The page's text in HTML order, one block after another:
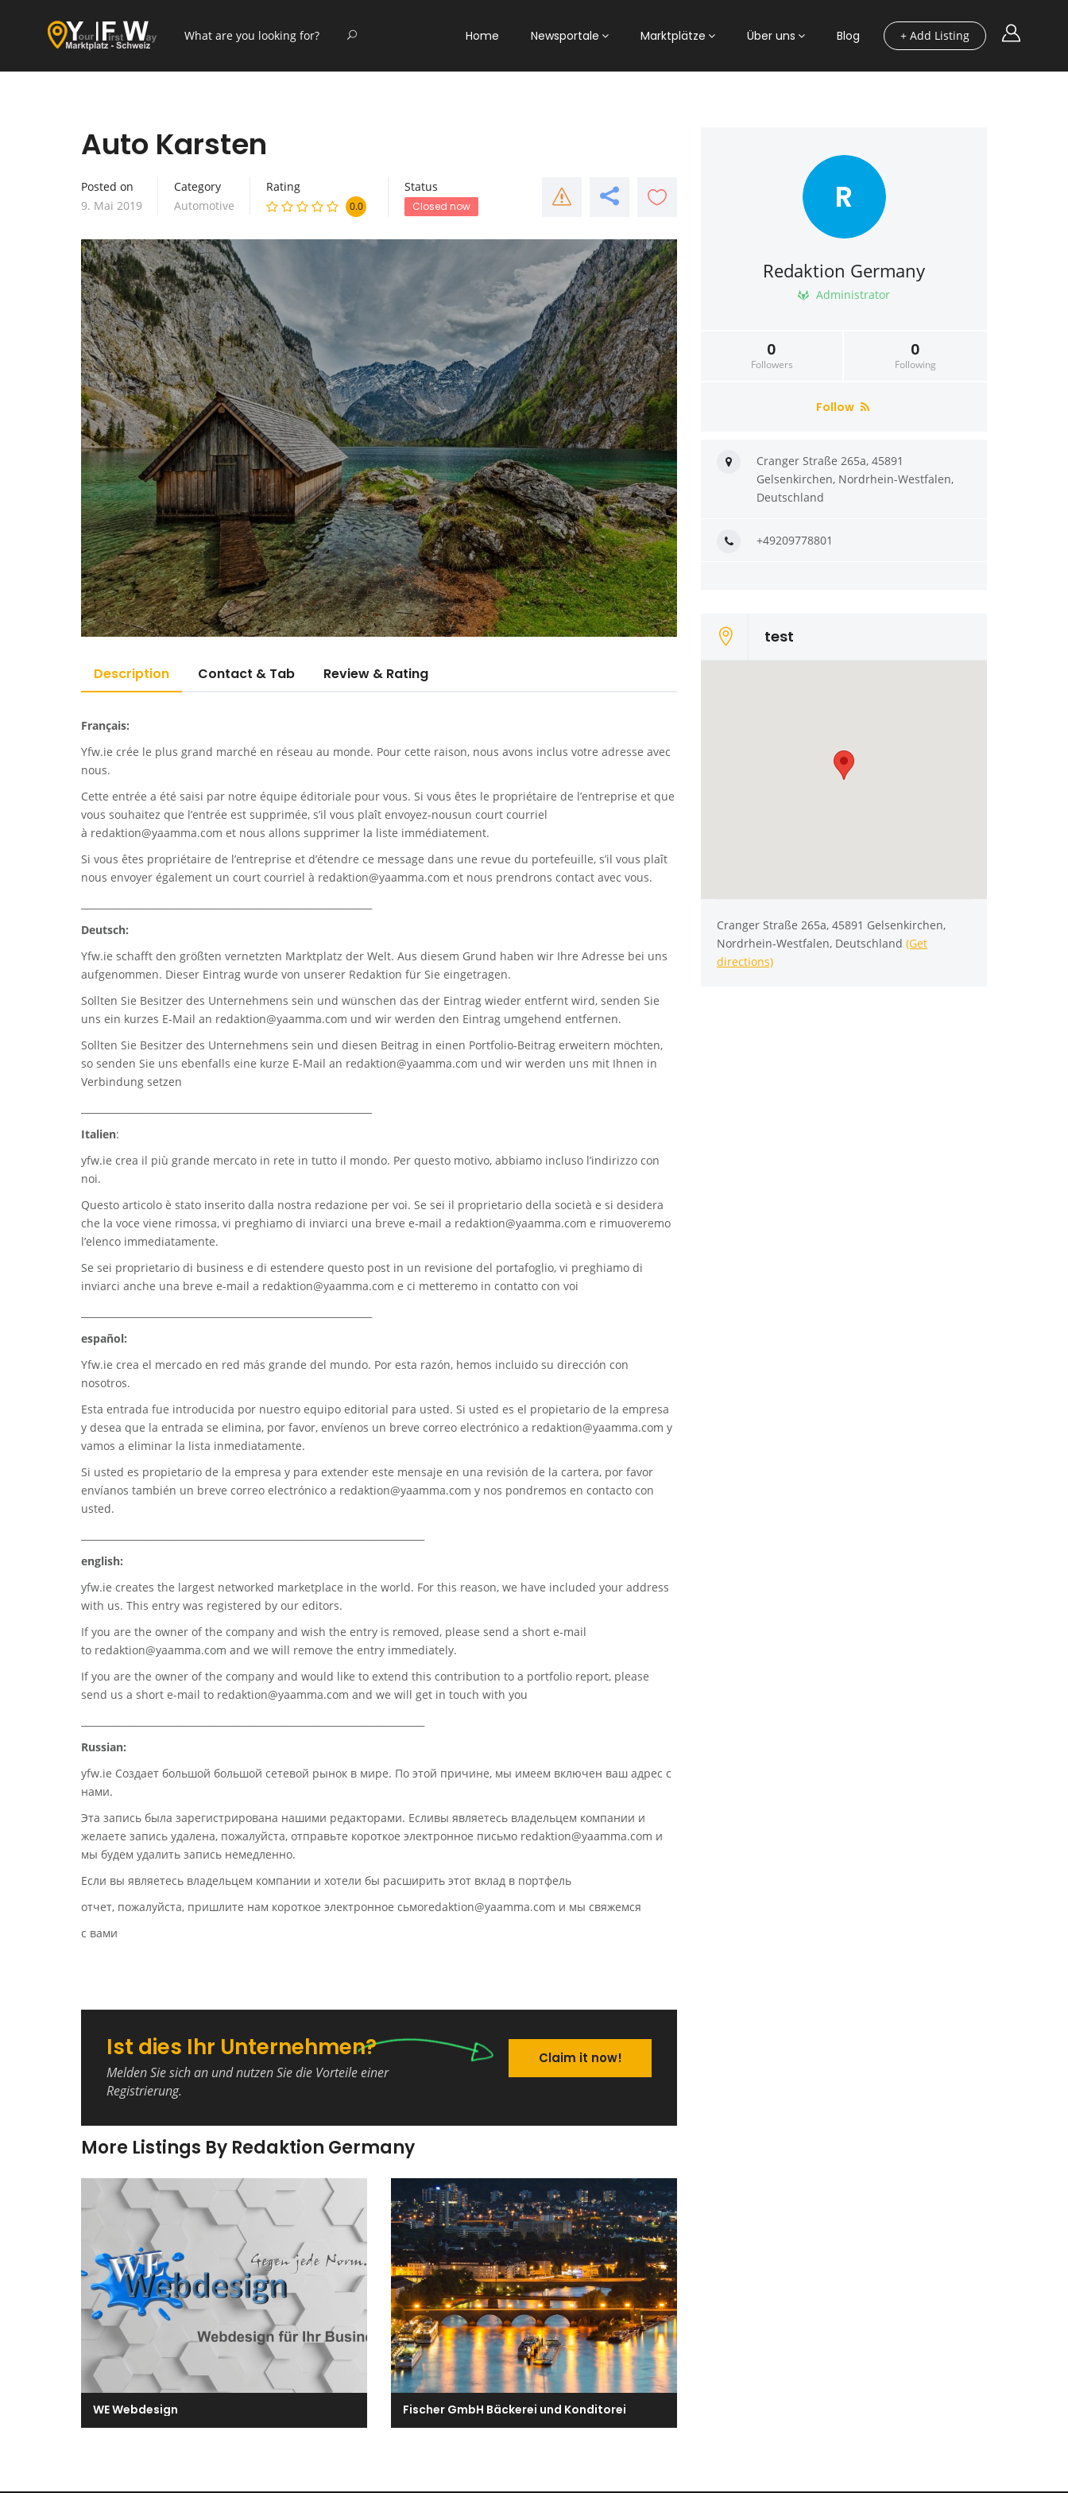
+ Add Listing
Home Newsportale Marktplätze Über uns Blog
Auto Karsten
Posted on
9. Mai 2019
Category
Automotive
Rating
0.0
Status
Closed now
Description Contact & Tab Review & Rating
Français:
Yfw.ie crée le plus grand marché en réseau au monde. Pour cette raison, nous avons inclus votre adresse avec
nous.
Cette entrée a été saisi par notre équipe éditoriale pour vous. Si vous êtes le propriétaire de l’entreprise et que
vous souhaitez que l’entrée est supprimée, s’il vous plaît envoyez-nousun court courriel
à redaktion@yaamma.com et nous allons supprimer la liste immédiatement.
Si vous êtes propriétaire de l’entreprise et d’étendre ce message dans une revue du portefeuille, s’il vous plaît
nous envoyer également un court courriel à redaktion@yaamma.com et nous prendrons contact avec vous.
Deutsch:
Yfw.ie schafft den größten vernetzten Marktplatz der Welt. Aus diesem Grund haben wir Ihre Adresse bei uns
aufgenommen. Dieser Eintrag wurde von unserer Redaktion für Sie eingetragen.
Sollten Sie Besitzer des Unternehmens sein und wünschen das der Eintrag wieder entfernt wird, senden Sie
uns ein kurzes E-Mail an redaktion@yaamma.com und wir werden den Eintrag umgehend entfernen.
Sollten Sie Besitzer des Unternehmens sein und diesen Beitrag in einen Portfolio-Beitrag erweitern möchten,
so senden Sie uns ebenfalls eine kurze E-Mail an redaktion@yaamma.com und wir werden uns mit Ihnen in
Verbindung setzen
Italien:
yfw.ie crea il più grande mercato in rete in tutto il mondo. Per questo motivo, abbiamo incluso l’indirizzo con
noi.
Questo articolo è stato inserito dalla nostra redazione per voi. Se sei il proprietario della società e si desidera
che la voce viene rimossa, vi preghiamo di inviarci una breve e-mail a redaktion@yaamma.com e rimuoveremo
l’elenco immediatamente.
Se sei proprietario di business e di estendere questo post in un revisione del portafoglio, vi preghiamo di
inviarci anche una breve e-mail a redaktion@yaamma.com e ci metteremo in contatto con voi
español:
Yfw.ie crea el mercado en red más grande del mundo. Por esta razón, hemos incluido su dirección con
nosotros.
Esta entrada fue introducida por nuestro equipo editorial para usted. Si usted es el propietario de la empresa
y desea que la entrada se elimina, por favor, envíenos un breve correo electrónico a redaktion@yaamma.com y
vamos a eliminar la lista inmediatamente.
Si usted es propietario de la empresa y para extender este mensaje en una revisión de la cartera, por favor
envíanos también un breve correo electrónico a redaktion@yaamma.com y nos pondremos en contacto con
usted.
english:
yfw.ie creates the largest networked marketplace in the world. For this reason, we have included your address
with us. This entry was registered by our editors.
If you are the owner of the company and wish the entry is removed, please send a short e-mail
to redaktion@yaamma.com and we will remove the entry immediately.
If you are the owner of the company and would like to extend this contribution to a portfolio report, please
send us a short e-mail to redaktion@yaamma.com and we will get in touch with you
Russian:
yfw.ie Создает большой большой сетевой рынок в мире. По этой причине, мы имеем включен ваш адрес с
нами.
Эта запись была зарегистрирована нашими редакторами. Есливы являетесь владельцем компании и
желаете запись удалена, пожалуйста, отправьте короткое электронное письмо redaktion@yaamma.com и
мы будем удалить запись немедленно.
Если вы являетесь владельцем компании и хотели бы расширить этот вклад в портфель
отчет, пожалуйста, пришлите нам короткое электронное сьмоredaktion@yaamma.com и мы свяжемся
с вами
Ist dies Ihr Unternehmen?
Melden Sie sich an und nutzen Sie die Vorteile einer
Registrierung.
Claim it now!
More Listings By Redaktion Germany
WE Webdesign Fischer GmbH Bäckerei und Konditorei
R
Redaktion Germany
Administrator
0
Followers
0
Following
Follow
Cranger Straße 265a, 45891
Gelsenkirchen, Nordrhein-Westfalen,
Deutschland
+49209778801
test
Cranger Straße 265a, 45891 Gelsenkirchen,
Nordrhein-Westfalen, Deutschland (Get
directions)